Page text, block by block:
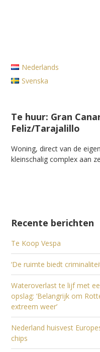
Nederlands
Svenska
Te huur: Gran
Feliz/Tarajalillo
Woning, direct van de
kleinschalig complex aan
Recente berichten
Te Koop Vespa
‘De ruimte biedt
Wateroverlast te lijf met
opslag: ‘Belangrijk om
extreem weer’
Nederland huisvest
chips